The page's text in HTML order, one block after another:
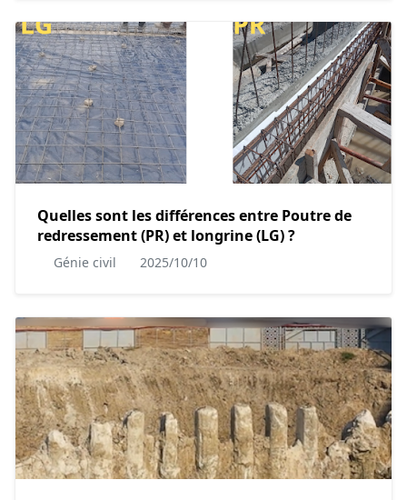
Quelles sont les différences entre Poutre de
redressement (PR) et longrine (LG) ?
Génie civil 2025/10/10